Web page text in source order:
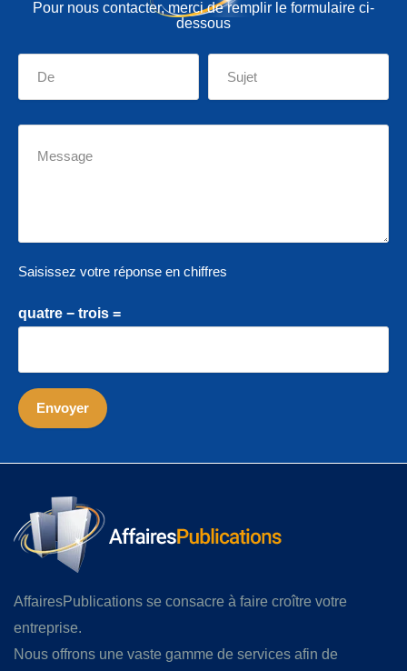
Pour nous contacter, merci de remplir le formulaire ci-
dessous
Saisissez votre réponse en chiffres
quatre − trois =
AffairesPublications se consacre à faire croître votre
entreprise.
Nous offrons une vaste gamme de services afin de